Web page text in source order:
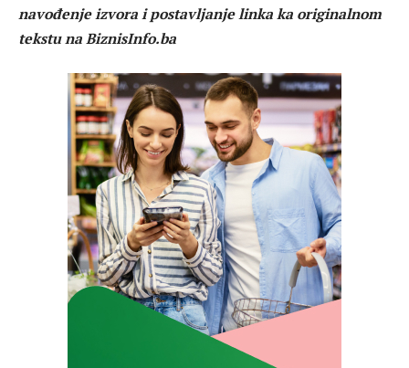
navođenje izvora i postavljanje linka ka originalnom
tekstu na BiznisInfo.ba